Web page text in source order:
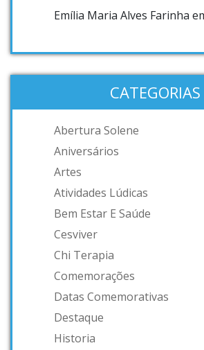
Emília Maria Alves Farinha
CATEGORIAS
Abertura Solene
Aniversários
Artes
Atividades Lúdicas
Bem Estar E Saúde
Cesviver
Chi Terapia
Comemorações
Datas Comemorativas
Destaque
Historia